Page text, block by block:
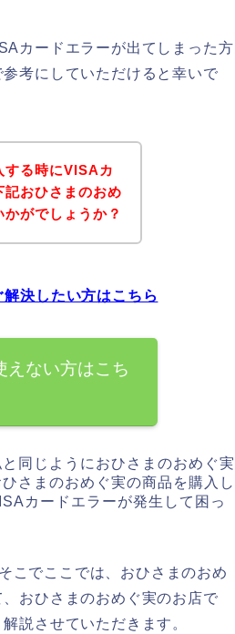
カードエラーが出てしまった方
考にしていただけると幸いで
する時にVISAカ
おひさまのおめ
がでしょうか？
決したい方はこちら
えない方はこち
同じようにおひさまのおめぐ実
さまのおめぐ実の商品を購入し
カードエラーが発生して困っ
こでここでは、おひさまのおめ
おひさまのおめぐ実のお店で
説させていただきます。